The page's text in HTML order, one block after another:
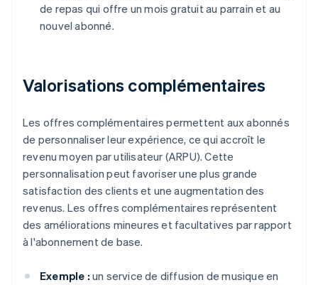
de repas qui offre un mois gratuit au parrain et au
nouvel abonné.
Valorisations complémentaires
Les offres complémentaires permettent aux abonnés
de personnaliser leur expérience, ce qui accroît le
revenu moyen par utilisateur (ARPU). Cette
personnalisation peut favoriser une plus grande
satisfaction des clients et une augmentation des
revenus. Les offres complémentaires représentent
des améliorations mineures et facultatives par rapport
à l'abonnement de base.
Exemple : un service de diffusion de musique en